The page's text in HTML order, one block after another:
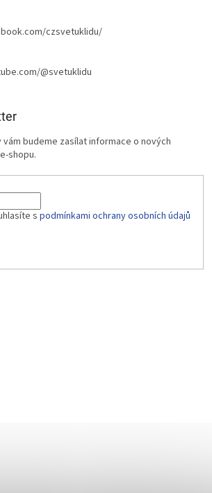
czsvetuklidu/
@svetuklidu
vám budeme zasílat informace o nových
shopu.
s podmínkami ochrany osobních údajů